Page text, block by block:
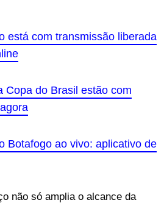
está com transmissão liberada
Copa do Brasil estão com
Botafogo ao vivo: aplicativo de
não só amplia o alcance da